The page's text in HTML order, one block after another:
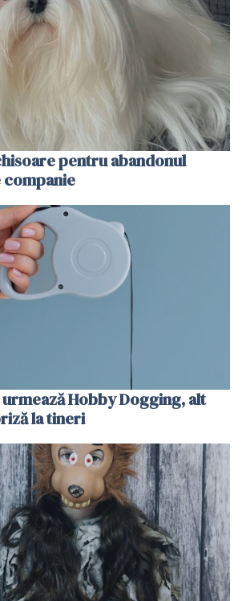
pentru abandonul
Hobby Dogging, alt
la tineri